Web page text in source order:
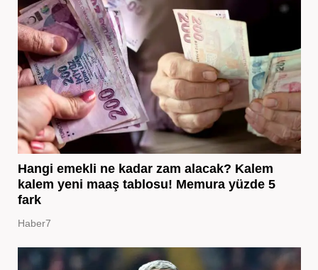
Hangi emekli ne kadar zam alacak? Kalem
kalem yeni maaş tablosu! Memura yüzde 5
fark
Haber7